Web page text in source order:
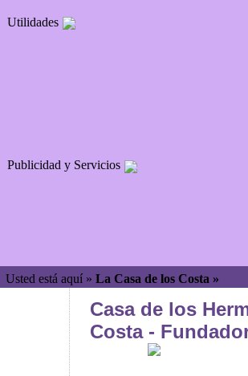
Utilidades
Publicidad y Servicios
Usted está aquí » La Casa de los Costa »
Casa de los
Costa -